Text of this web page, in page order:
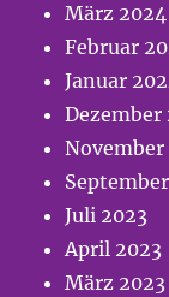
März 2024
Februar
Januar
Dezember
November
Juli 2023
April 2023
März 2023